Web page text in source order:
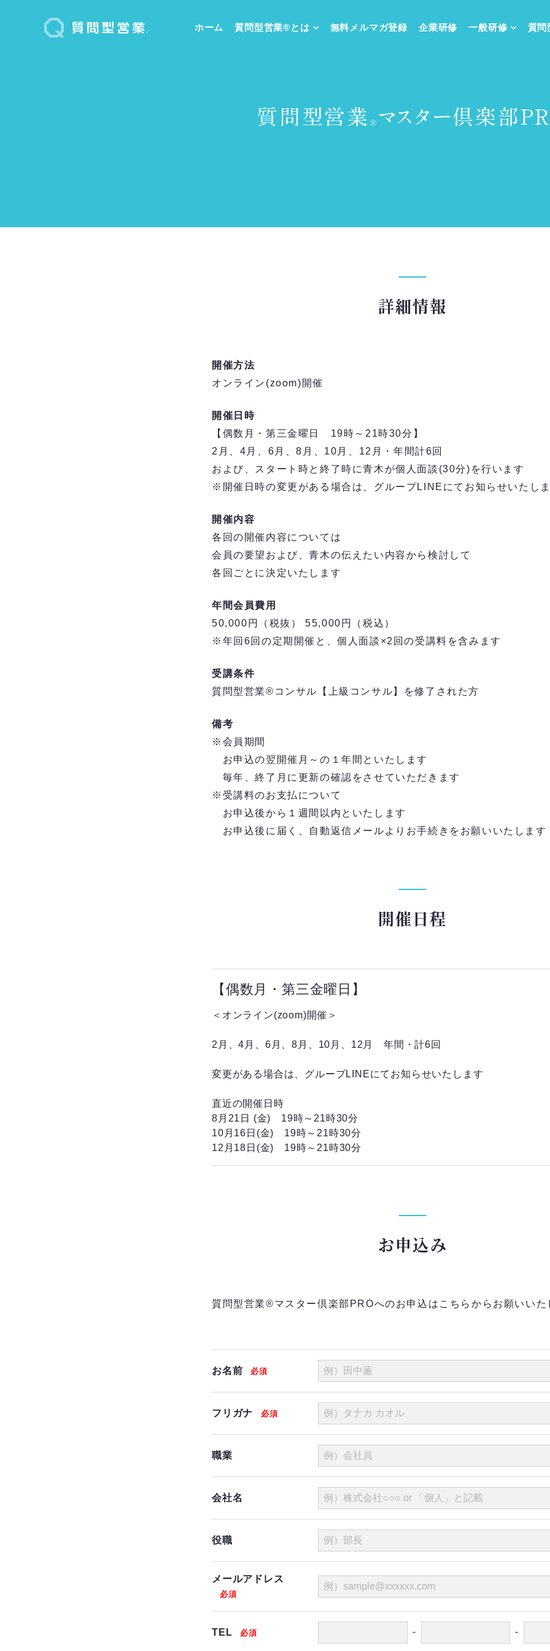
ホーム 質問型営業®とは 無料メルマガ登録 企業研修 一般研修 質問
質問型営業 ® マスター倶楽部
詳細情報
開催方法
オンライン(zoom)開催
開催日時
【偶数月・第三金曜日 19時～21時30分】
2月、4月、6月、8月、10月、12月・年間計6回
および、スタート時と終了時に青木が個人面談(30分)を行います
※開催日時の変更がある場合は、グループLINEにてお知らせいたし
開催内容
各回の開催内容については
会員の要望および、青木の伝えたい内容から検討して
各回ごとに決定いたします
年間会員費用
50,000円（税抜） 55,000円（税込）
※年回6回の定期開催と、個人面談×2回の受講料を含みます
受講条件
質問型営業®コンサル【上級コンサル】を修了された方
備考
※会員期間
お申込の翌開催月～の１年間といたします
毎年、終了月に更新の確認をさせていただきます
※受講料のお支払について
お申込後から１週間以内といたします
お申込後に届く、自動返信メールよりお手続きをお願いいたします
開催日程
【偶数月・第三金曜日】
＜オンライン(zoom)開催＞
2月、4月、6月、8月、10月、12月 年間・計6回
変更がある場合は、グループLINEにてお知らせいたします
直近の開催日時
8月21日 (金) 19時～21時30分
10月16日(金) 19時～21時30分
12月18日(金) 19時～21時30分
お申込み
質問型営業®マスター倶楽部PROへのお申込はこちらからお願いいた
お名前
フリガナ
職業
会社名
役職
メールアドレス
TEL - -